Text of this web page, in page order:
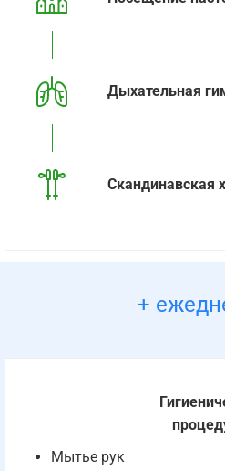
Дыхательная
Скандинавская
+
Мытье рук